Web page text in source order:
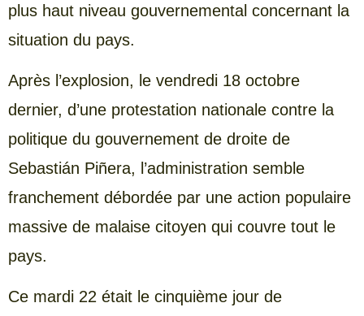
plus haut niveau gouvernemental concernant la
situation du pays.
Après l’explosion, le vendredi 18 octobre
dernier, d’une protestation nationale contre la
politique du gouvernement de droite de
Sebastián Piñera, l’administration semble
franchement débordée par une action populaire
massive de malaise citoyen qui couvre tout le
pays.
Ce mardi 22 était le cinquième jour de